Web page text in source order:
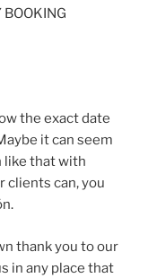
BOOKING
the exact date
it can seem
like that with
clients can, you
thank you to our
in any place that